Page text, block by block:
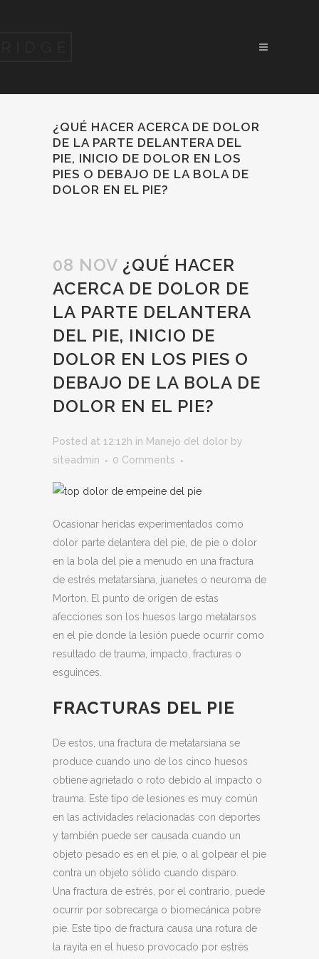
¿QUÉ HACER ACERCA DE DOLOR
DE LA PARTE DELANTERA DEL
PIE, INICIO DE DOLOR EN LOS
PIES O DEBAJO DE LA BOLA DE
DOLOR EN EL PIE?
08 NOV ¿QUÉ HACER
ACERCA DE DOLOR DE
LA PARTE DELANTERA
DEL PIE, INICIO DE
DOLOR EN LOS PIES O
DEBAJO DE LA BOLA DE
DOLOR EN EL PIE?
Posted at 12:12h in Manejo del dolor by
siteadmin
0 Comments
Ocasionar heridas experimentados como
dolor parte delantera del pie, de pie o dolor
en la bola del pie a menudo en una fractura
de estrés metatarsiana, juanetes o neuroma de
Morton. El punto de origen de estas
afecciones son los huesos largo metatarsos
en el pie donde la lesión puede ocurrir como
resultado de trauma, impacto, fracturas o
esguinces.
FRACTURAS DEL PIE
De estos, una fractura de metatarsiana se
produce cuando uno de los cinco huesos
obtiene agrietado o roto debido al impacto o
trauma. Este tipo de lesiones es muy común
en las actividades relacionadas con deportes
y también puede ser causada cuando un
objeto pesado es en el pie, o al golpear el pie
contra un objeto sólido cuando disparo.
Una fractura de estrés, por el contrario, puede
ocurrir por sobrecarga o biomecánica pobre
pie. Este tipo de fractura causa una rotura de
la rayita en el hueso provocado por estrés